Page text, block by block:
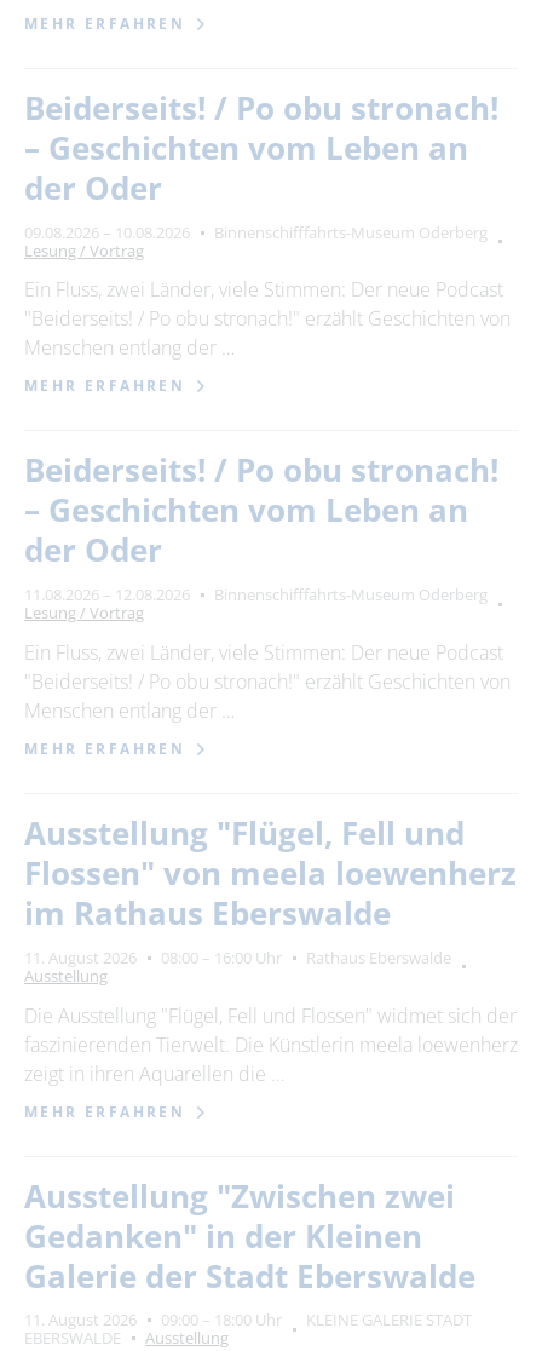
MEHR ERFAHREN
Beiderseits! / Po obu stronach!
– Geschichten vom Leben an
der Oder
09.08.2026 – 10.08.2026
Binnenschifffahrts-Museum Oderberg
Lesung / Vortrag
Ein Fluss, zwei Länder, viele Stimmen: Der neue Podcast
"Beiderseits! / Po obu stronach!" erzählt Geschichten von
Menschen entlang der …
MEHR ERFAHREN
Beiderseits! / Po obu stronach!
– Geschichten vom Leben an
der Oder
11.08.2026 – 12.08.2026
Binnenschifffahrts-Museum Oderberg
Lesung / Vortrag
Ein Fluss, zwei Länder, viele Stimmen: Der neue Podcast
"Beiderseits! / Po obu stronach!" erzählt Geschichten von
Menschen entlang der …
MEHR ERFAHREN
Ausstellung "Flügel, Fell und
Flossen" von meela loewenherz
im Rathaus Eberswalde
11. August 2026 08:00 – 16:00 Uhr
Rathaus Eberswalde
Ausstellung
Die Ausstellung "Flügel, Fell und Flossen" widmet sich der
faszinierenden Tierwelt. Die Künstlerin meela loewenherz
zeigt in ihren Aquarellen die …
MEHR ERFAHREN
Ausstellung "Zwischen zwei
Gedanken" in der Kleinen
Galerie der Stadt Eberswalde
11. August 2026 09:00 – 18:00 Uhr
KLEINE GALERIE STADT
EBERSWALDE
Ausstellung